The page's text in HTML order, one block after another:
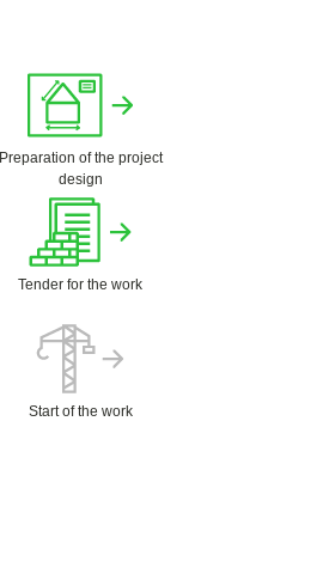
Preparation of the project
design
Tender for the work
Start of the work